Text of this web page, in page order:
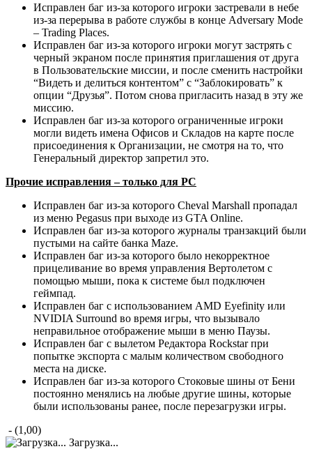
Исправлен баг из-за которого игроки застревали в небе
из-за перерыва в работе службы в конце Adversary Mode
– Trading Places.
Исправлен баг из-за которого игроки могут застрять с
черный экраном после принятия приглашения от друга
в Пользовательские миссии, и после сменить настройки
“Видеть и делиться контентом” с “Заблокировать” к
опции “Друзья”. Потом снова пригласить назад в эту же
миссию.
Исправлен баг из-за которого ограниченные игроки
могли видеть имена Офисов и Складов на карте после
присоединения к Организации, не смотря на то, что
Генеральный директор запретил это.
Прочие исправления – только для PC
Исправлен баг из-за которого Cheval Marshall пропадал
из меню Pegasus при выходе из GTA Online.
Исправлен баг из-за которого журналы транзакций были
пустыми на сайте банка Maze.
Исправлен баг из-за которого было некорректное
прицеливание во время управления Вертолетом с
помощью мыши, пока к системе был подключен
геймпад.
Исправлен баг с использованием AMD Eyefinity или
NVIDIA Surround во время игры, что вызывало
неправильное отображение мыши в меню Паузы.
Исправлен баг с вылетом Редактора Rockstar при
попытке экспорта с малым количеством свободного
места на диске.
Исправлен баг из-за которого Стоковые шины от Бени
постоянно менялись на любые другие шины, которые
были использованы ранее, после перезагрузки игры.
- (1,00)
Загрузка...